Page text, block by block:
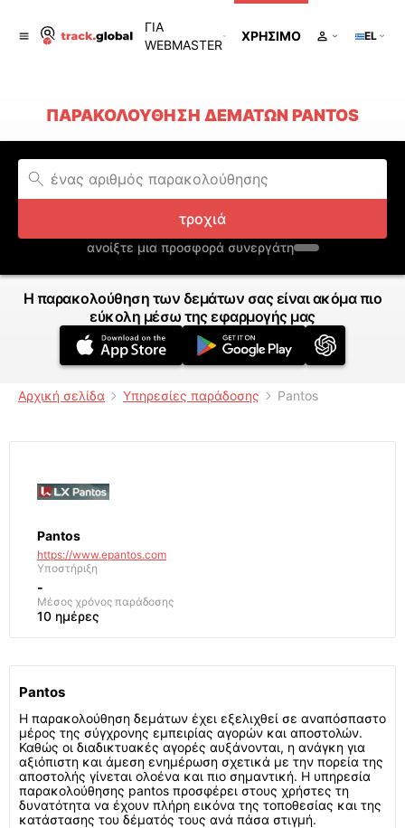
ΓΙΑ
WEBMASTER
ΧΡΉΣΙΜΟ EL
ΠΑΡΑΚΟΛΟΎΘΗΣΗ ΔΕΜΆΤΩΝ PANTOS
τροχιά
ανοίξτε μια προσφορά συνεργάτη
Η παρακολούθηση των δεμάτων σας είναι ακόμα πιο
εύκολη μέσω της εφαρμογής μας
Αρχική σελίδα Υπηρεσίες παράδοσης Pantos
Pantos
https://www.epantos.com
Υποστήριξη
-
Μέσος χρόνος παράδοσης
10 ημέρες
Pantos
Η παρακολούθηση δεμάτων έχει εξελιχθεί σε αναπόσπαστο
μέρος της σύγχρονης εμπειρίας αγορών και αποστολών.
Καθώς οι διαδικτυακές αγορές αυξάνονται, η ανάγκη για
αξιόπιστη και άμεση ενημέρωση σχετικά με την πορεία της
αποστολής γίνεται ολοένα και πιο σημαντική. Η υπηρεσία
παρακολούθησης pantos προσφέρει στους χρήστες τη
δυνατότητα να έχουν πλήρη εικόνα της τοποθεσίας και της
κατάστασης του δέματός τους ανά πάσα στιγμή.